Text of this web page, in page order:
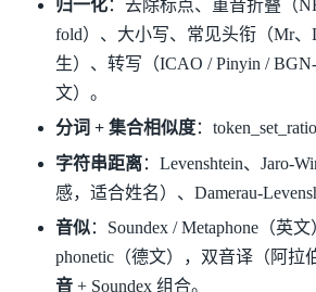
归一化：去除标点、重音折叠（
fold）、大小写、常见头衔（Mr
生）、转写（ICAO / Pinyin /
文）。
分词 + 集合相似度：
字符串距离：Levenshtein、Jaro-
感，适合姓名）、Damerau-
音似：Soundex / Metaphone（英
phonetic（德文），双音译（阿拉
音 + Soundex 组合。